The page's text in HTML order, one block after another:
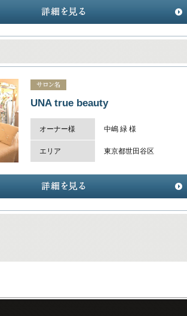
UNA true beauty
オーナー様 中嶋 緑 様
エリア 東京都世田谷区